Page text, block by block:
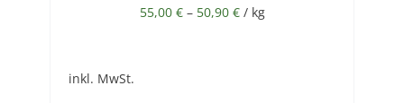
55,00 €– 50,90 €/ kg
inkl. MwSt.